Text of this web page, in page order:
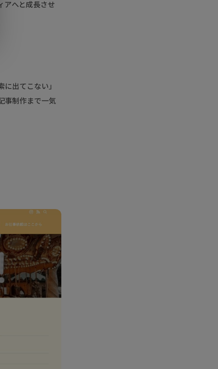
アへと成長させ
出てこない」
事制作まで一気